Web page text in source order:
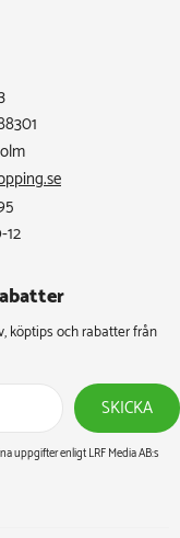
köptips och rabatter från
SKICKA
uppgifter enligt LRF Media AB:s